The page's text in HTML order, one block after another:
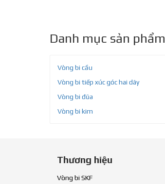
Danh mục sản phẩm
Vòng bi cầu
Vòng bi tiếp xúc góc hai dãy
Vòng bi đũa
Vòng bi kim
Thương hiệu
Vòng bi SKF